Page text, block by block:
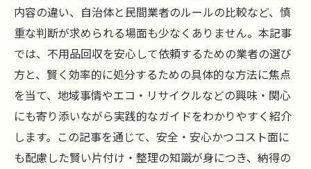
内容の違い、自治体と民間業者のルールの比較など、慎
重な判断が求められる場面も少なくありません。本記事
では、不用品回収を安心して依頼するための業者の選び
方と、賢く効率的に処分するための具体的な方法に焦点
を当て、地域事情やエコ・リサイクルなどの興味・関心
にも寄り添いながら実践的なガイドをわかりやすく紹介
します。この記事を通じて、安全・安心かつコスト面に
も配慮した賢い片付け・整理の知識が身につき、納得の